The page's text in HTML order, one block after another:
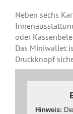
Neben sechs
oder
Das Miniwallet
Druckknopf
Hinweis: